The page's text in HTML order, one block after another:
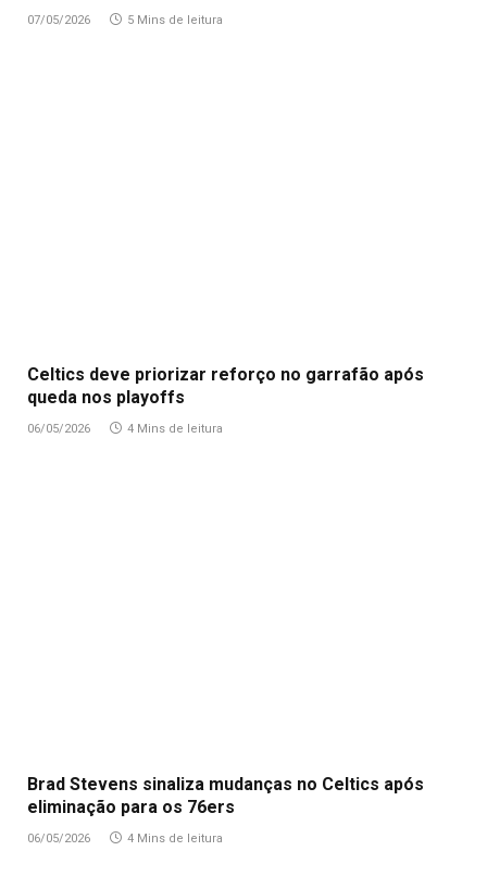
07/05/2026 5 Mins de leitura
Celtics deve priorizar reforço no garrafão após
queda nos playoffs
06/05/2026 4 Mins de leitura
Brad Stevens sinaliza mudanças no Celtics após
eliminação para os 76ers
06/05/2026 4 Mins de leitura